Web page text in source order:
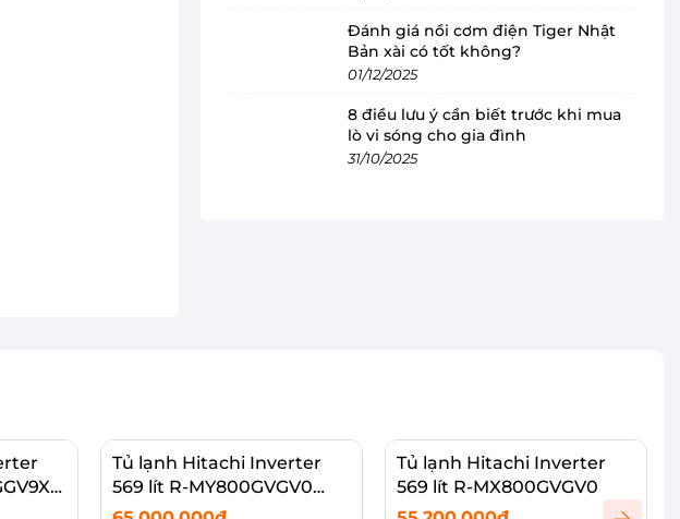
Đánh giá nồi cơm điện Tiger Nhật
Bản xài có tốt không?
01/12/2025
8 điều lưu ý cần biết trước khi mua
lò vi sóng cho gia đình
31/10/2025
Tủ lạnh Hitachi Inverter
569 lít R-MY800GVGV0
MIR
Tủ lạnh Hitachi Inverter
569 lít R-MX800GVGV0